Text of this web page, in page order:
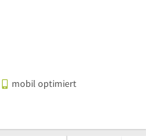
mobil optimiert